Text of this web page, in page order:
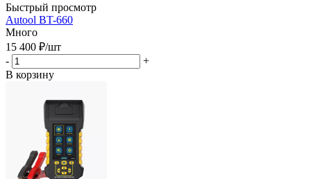
Быстрый просмотр
Autool BT-660
Много
15 400 ₽/шт
-
+
В корзину